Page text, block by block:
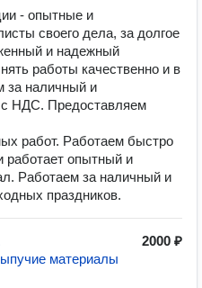
- опытные и
своего дела, за долгое
и надежный
работы качественно и в
за наличный и
с НДС. Предоставляем
работ. Работаем быстро
работает опытный и
Работаем за наличный и
праздников.
2000 ₽
материалы